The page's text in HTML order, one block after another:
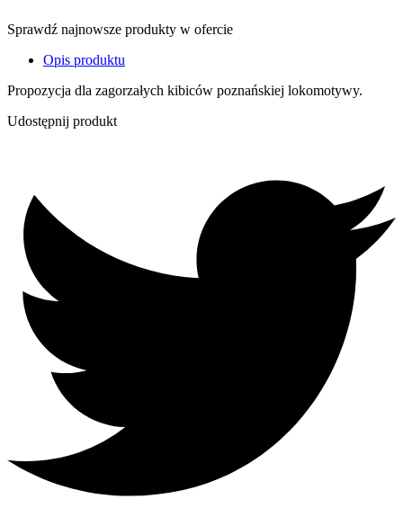
Sprawdź najnowsze produkty w ofercie
Opis produktu
Propozycja dla zagorzałych kibiców poznańskiej lokomotywy.
Udostępnij produkt